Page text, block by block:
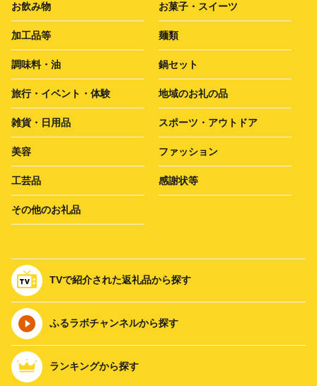
お飲み物 お菓子・スイーツ
加工品等 麺類
調味料・油 鍋セット
旅行・イベント・体験 地域のお礼の品
雑貨・日用品 スポーツ・アウトドア
美容 ファッション
工芸品 感謝状等
その他のお礼品
TVで紹介された返礼品から探す
ふるラボチャンネルから探す
ランキングから探す